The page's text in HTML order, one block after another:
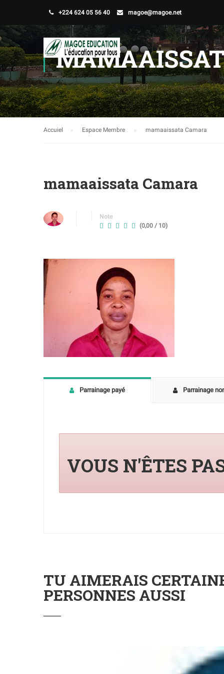
+224 624 05 56 40 magoe@magoe.net
Accuiel Espace Membre mamaaissata Camara
mamaaissata Camara
Note
(0,00 / 10)
Parrainage payé Parrainage
VOUS N'ÊTES
TU AIMERAIS
PERSONNES AUSSI